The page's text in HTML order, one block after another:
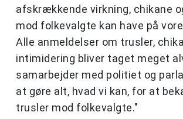
afskrækkende virkning, chikane
mod folkevalgte kan have på
Alle anmeldelser om trusler,
intimidering bliver taget meget
samarbejder med politiet og
at gøre alt, hvad vi kan, for at
trusler mod folkevalgte."